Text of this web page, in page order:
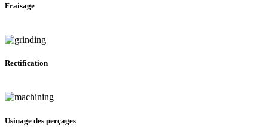
Fraisage
Rectification
Usinage des perçages